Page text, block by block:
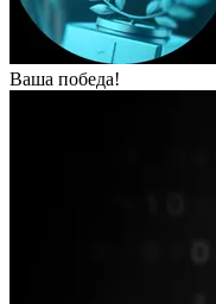
Ваша победа!